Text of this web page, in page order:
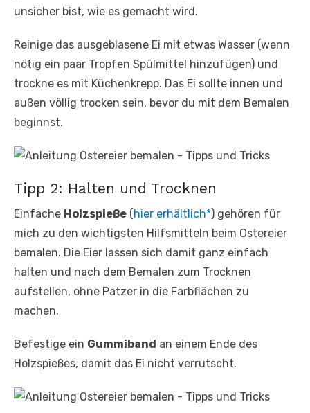
unsicher bist, wie es gemacht wird.
Reinige das ausgeblasene Ei mit etwas Wasser (wenn
nötig ein paar Tropfen Spülmittel hinzufügen) und
trockne es mit Küchenkrepp. Das Ei sollte innen und
außen völlig trocken sein, bevor du mit dem Bemalen
beginnst.
Tipp 2: Halten und Trocknen
Einfache Holzspieße ( hier erhältlich*) gehören für
mich zu den wichtigsten Hilfsmitteln beim Ostereier
bemalen. Die Eier lassen sich damit ganz einfach
halten und nach dem Bemalen zum Trocknen
aufstellen, ohne Patzer in die Farbflächen zu
machen.
Befestige ein Gummiband an einem Ende des
Holzspießes, damit das Ei nicht verrutscht.